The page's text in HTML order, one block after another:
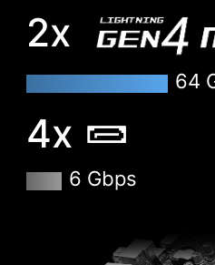
2x
64
4x
6 Gbps